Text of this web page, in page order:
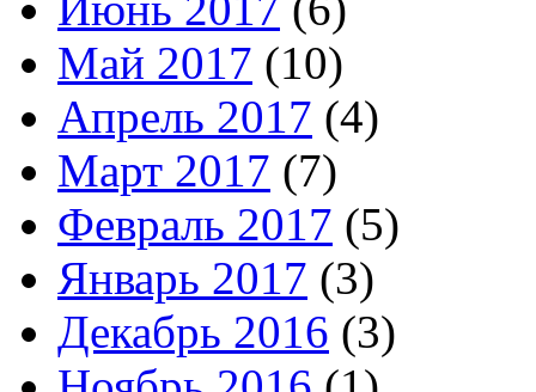
Май 2017 (10)
Апрель 2017 (4)
Март 2017 (7)
Февраль 2017 (5)
Январь 2017 (3)
Декабрь 2016 (3)